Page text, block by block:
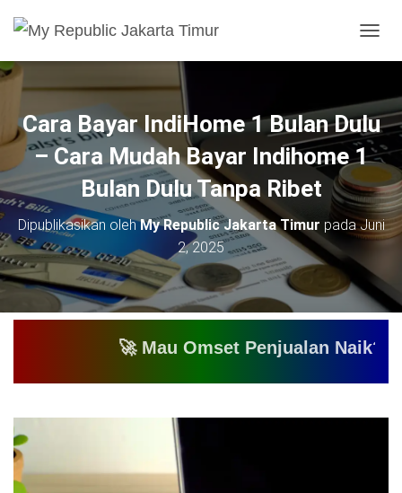
O
L
E
N
A
V
I
G
A
Cara Bayar IndiHome 1 Bulan Dulu
– Cara Mudah Bayar Indihome 1
Bulan Dulu Tanpa Ribet
Dipublikasikan olehMy Republic Jakarta Timur padaJuni
2, 2025
🚀 Mau Omset Penjualan Naik? Atau